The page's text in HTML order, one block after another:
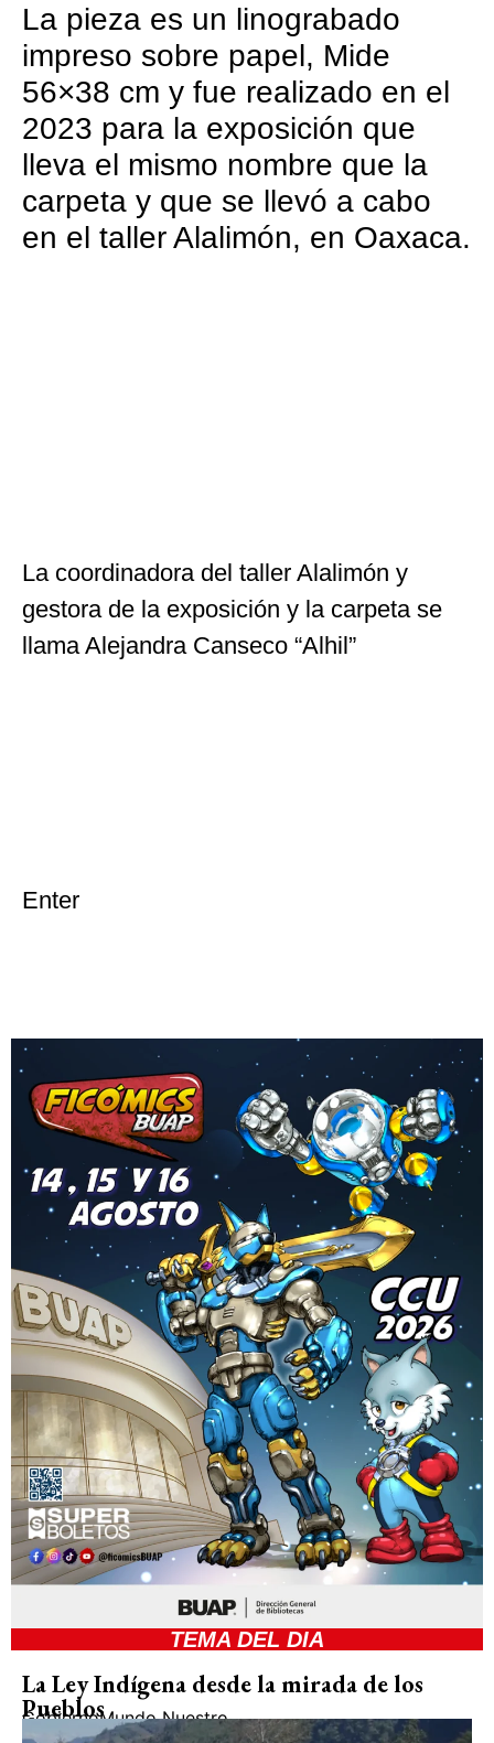
La pieza es un linograbado
impreso sobre papel, Mide
56×38 cm y fue realizado en el
2023 para la exposición que
lleva el mismo nombre que la
carpeta y que se llevó a cabo
en el taller Alalimón, en Oaxaca.
La coordinadora del taller Alalimón y
gestora de la exposición y la carpeta se
llama Alejandra Canseco “Alhil”
Enter
TEMA DEL DIA
La Ley Indígena desde la mirada de los
Pueblos
GobiernoMundo Nuestro